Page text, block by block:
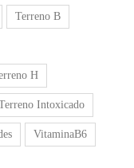
Terreno B
H
Intoxicado
VitaminaB6